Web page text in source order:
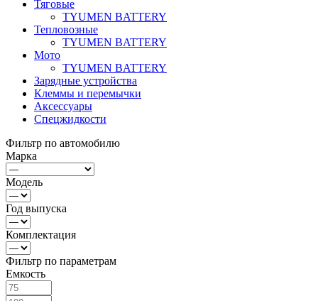
Тяговые
TYUMEN BATTERY
Тепловозные
TYUMEN BATTERY
Мото
TYUMEN BATTERY
Зарядные устройства
Клеммы и перемычки
Аксессуары
Спецжидкости
Фильтр по автомобилю
Марка
Модель
Год выпуска
Комплектация
Фильтр по параметрам
Емкость